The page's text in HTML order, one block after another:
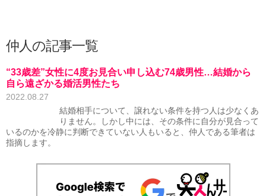
仲人の記事一覧
“33歳差”女性に4度お見合い申し込む74歳男性…結婚から
自ら遠ざかる婚活男性たち
2022.08.27
結婚相手について、譲れない条件を持つ人は少なくあ
りません。しかし中には、その条件に自分が見合って
いるのかを冷静に判断できていない人もいると、仲人である筆者は
指摘します。